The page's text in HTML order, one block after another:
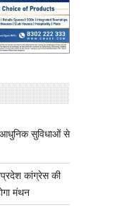
सुविधाओं से
कांग्रेस की
मंथन